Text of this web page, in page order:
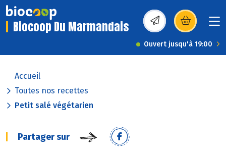
Biocoop Du Marmandais (s’ouvre dans une
Ouvert jusqu'à 19:00
Accueil
Toutes nos recettes
Petit salé végétarien
Partager sur